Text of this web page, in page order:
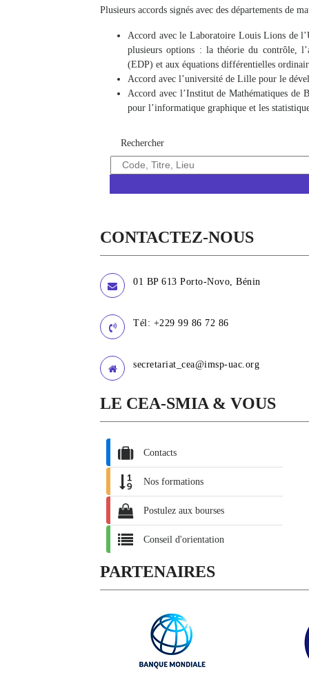
Plusieurs accords signés avec des départements de
Accord avec le Laboratoire Louis Lions de
plusieurs options : la théorie du contrôle,
(EDP) et aux équations différentielles
Accord avec l’université de Lille pour le
Accord avec l’Institut de Mathématiques de
pour l’informatique graphique et les
Rechercher
CONTACTEZ-NOUS
01 BP 613 Porto-Novo, Bénin
Tél: +229 99 86 72 86
secretariat_cea@imsp-uac.org
LE CEA-SMIA & VOUS
Contacts
Nos formations
Postulez aux bourses
Conseil d'orientation
PARTENAIRES